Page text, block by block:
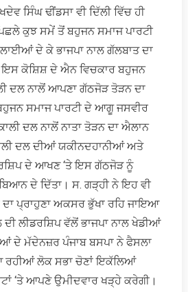
ਸਿੰਘ ਢੀਂਡਸਾ ਵੀ ਦਿੱਲੀ ਵਿੱਚ ਹੀ
ਕੁਝ ਸਮੇਂ ਤੋਂ ਬਹੁਜਨ ਸਮਾਜ ਪਾਰਟੀ
ਦੇ ਕੇ ਭਾਜਪਾ ਨਾਲ ਗੱਲਬਾਤ ਦਾ
ਕੋਸ਼ਿਸ਼ ਦੇ ਐਨ ਵਿਚਕਾਰ ਬਹੁਜਨ
ਦਲ ਨਾਲੋਂ ਆਪਣਾ ਗੱਠਜੋੜ ਤੋੜਨ ਦਾ
ਸਮਾਜ ਪਾਰਟੀ ਦੇ ਆਗੂ ਜਸਵੀਰ
ਦਲ ਨਾਲੋਂ ਨਾਤਾ ਤੋੜਨ ਦਾ ਐਲਾਨ
ਦਲ ਦੀਆਂ ਯਕੀਨਦਹਾਨੀਆਂ ਅਤੇ
ਦੇ ਆਖਣ ‘ਤੇ ਇਸ ਗੱਠਜੋੜ ਨੂੰ
ਦੇ ਦਿੱਤਾ। ਸ. ਗੜ੍ਹੀ ਨੇ ਇਹ ਵੀ
ਪ੍ਰਾਹੁਣਾ ਅਕਸਰ ਭੁੱਖਾ ਰਹਿ ਜਾਇਆ
ਲੀਡਰਸ਼ਿਪ ਵੱਲੋਂ ਭਾਜਪਾ ਨਾਲ ਖੇਡੀਆਂ
ਦੇ ਮੱਦੇਨਜ਼ਰ ਪੰਜਾਬ ਬਸਪਾ ਨੇ ਫੈਸਲਾ
ਲੋਕ ਸਭਾ ਚੋਣਾਂ ਇਕੱਲਿਆਂ
‘ਤੇ ਆਪਣੇ ਉਮੀਦਵਾਰ ਖੜ੍ਹੇ ਕਰੇਗੀ।